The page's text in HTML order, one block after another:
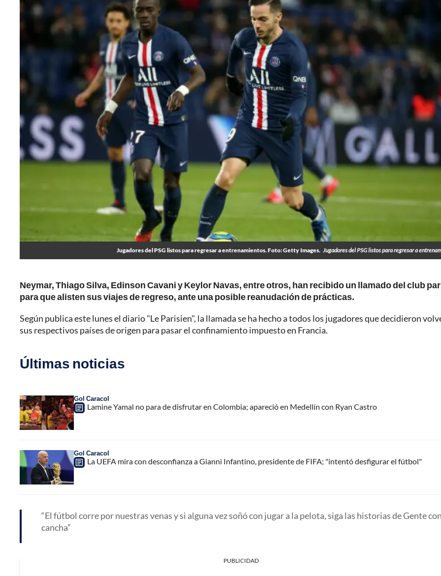
Jugadores del PSG listos para regresar a entrenamientos. Foto: Getty Images. Jugadores del PSG listos para regresar a
Neymar, Thiago Silva, Edinson Cavani y Keylor Navas, entre otros, han recibido un llamado del club
para que alisten sus viajes de regreso, ante una posible reanudación de prácticas.
Según publica este lunes el diario "Le Parisien", la llamada se ha hecho a todos los jugadores que decidieron
sus respectivos países de origen para pasar el confinamiento impuesto en Francia.
Últimas noticias
Gol Caracol
Lamine Yamal no para de disfrutar en Colombia; apareció en Medellín con Ryan Castro
Gol Caracol
La UEFA mira con desconfianza a Gianni Infantino, presidente de FIFA; "intentó desfigurar el fútbol"
El fútbol corre por nuestras venas y si alguna vez soñó con jugar a la pelota, siga las historias de Gente con
cancha
PUBLICIDAD